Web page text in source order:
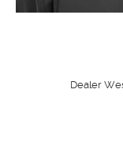
Dealer